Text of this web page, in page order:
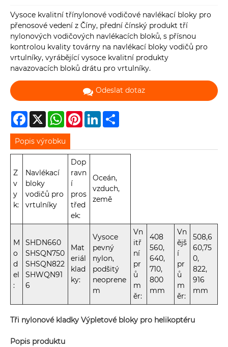
Vysoce kvalitní třínylonové vodičové navlékací bloky pro
přenosové vedení z Číny, přední čínský produkt tří
nylonových vodičových navlékacích bloků, s přísnou
kontrolou kvality továrny na navlékací bloky vodičů pro
vrtulníky, vyrábějící vysoce kvalitní produkty
navazovacích bloků drátu pro vrtulníky.
Odeslat dotaz
Facebook
X WhatsAppPinterestLinkedIn
Popis výrobku
Z
v
y
k:
Navlékací
bloky
vodičů pro
vrtulníky
Dop
ravn
í
pros
třed
ek:
Oceán,
vzduch,
země
M
o
d
el
:
SHDN660
SHSQN750
SHSQN822
SHWQN91
6
Mat
eriál
klad
ky:
Vysoce
pevný
nylon,
podšitý
neoprene
m
Vn
itř
ní
pr
ů
m
ěr:
408
560,
640,
710,
800
mm
Vn
ějš
í
pr
ů
m
ěr:
508,6
60,75
0,
822,
916
mm
Tři nylonové kladky Výpletové bloky pro helikoptéru
Popis produktu